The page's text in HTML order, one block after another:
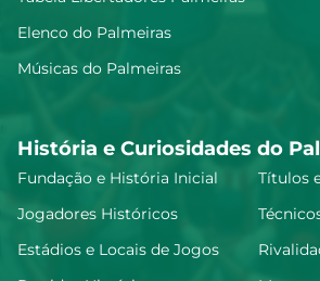
Elenco do Palmeiras
Músicas do Palmeiras
História e Curiosidades do
Fundação e História Inicial
Títulos
Jogadores Históricos
Estádios e Locais de Jogos